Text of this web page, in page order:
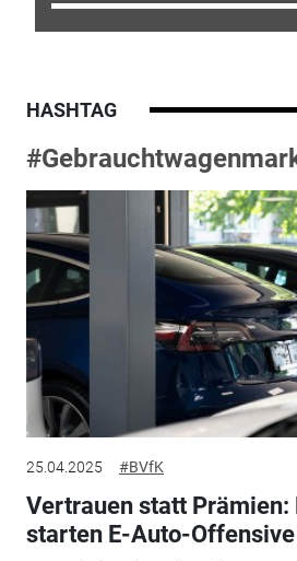
HASHTAG
25.04.2025 #BVfK
Vertrauen statt Prämien:
starten E-Auto-Offensive